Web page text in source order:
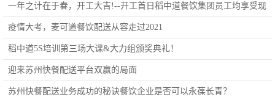
一年之计在于春，开工大吉!--开工首日稻中道餐饮集团员工均享受现
金红包！​
疫情大考，麦可道餐饮配送从容走过2021
稻中道5S培训第三场大课&大力组颁奖典礼！
迎来苏州快餐配送平台双赢的局面
苏州快餐配送业务成功的秘诀餐饮企业是否可以永葆长青？